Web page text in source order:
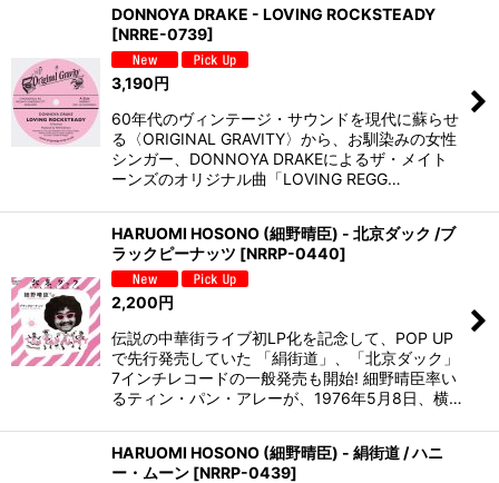
DONNOYA DRAKE - LOVING ROCKSTEADY
[NRRE-0739]
3,190円
60年代のヴィンテージ・サウンドを現代に蘇らせ
る〈ORIGINAL GRAVITY〉から、お馴染みの女性
シンガー、DONNOYA DRAKEによるザ・メイト
ーンズのオリジナル曲「LOVING REGG…
HARUOMI HOSONO (細野晴臣) - 北京ダック /ブ
ラックピーナッツ [NRRP-0440]
2,200円
伝説の中華街ライブ初LP化を記念して、POP UP
で先行発売していた 「絹街道」、「北京ダック」
7インチレコードの一般発売も開始! 細野晴臣率い
るティン・パン・アレーが、1976年5月8日、横…
HARUOMI HOSONO (細野晴臣) - 絹街道 / ハニ
ー・ムーン [NRRP-0439]